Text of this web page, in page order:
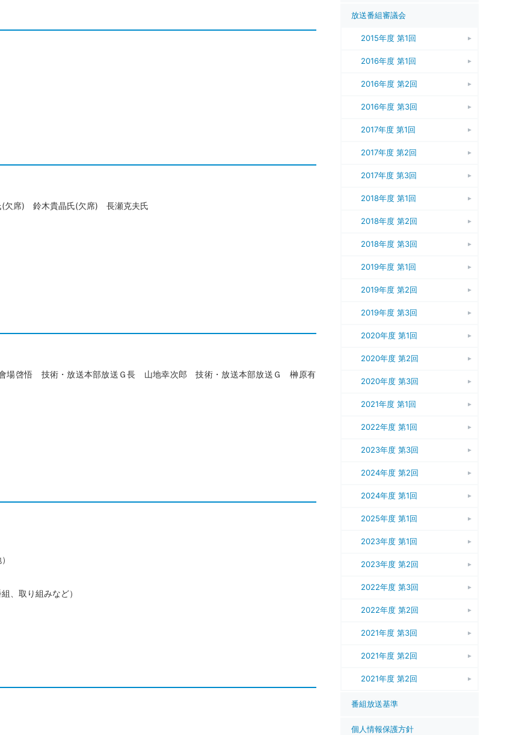
席) 鈴木貴晶氏(欠席) 長瀬克夫氏
啓悟 技術・放送本部放送Ｇ長 山地幸次郎 技術・放送本部放送Ｇ 榊原有
取り組みなど）
放送番組審議会
2015年度 第1回
2016年度 第1回
2016年度 第2回
2016年度 第3回
2017年度 第1回
2017年度 第2回
2017年度 第3回
2018年度 第1回
2018年度 第2回
2018年度 第3回
2019年度 第1回
2019年度 第2回
2019年度 第3回
2020年度 第1回
2020年度 第2回
2020年度 第3回
2021年度 第1回
2022年度 第1回
2023年度 第3回
2024年度 第2回
2024年度 第1回
2025年度 第1回
2023年度 第1回
2023年度 第2回
2022年度 第3回
2022年度 第2回
2021年度 第3回
2021年度 第2回
2021年度 第2回
番組放送基準
個人情報保護方針